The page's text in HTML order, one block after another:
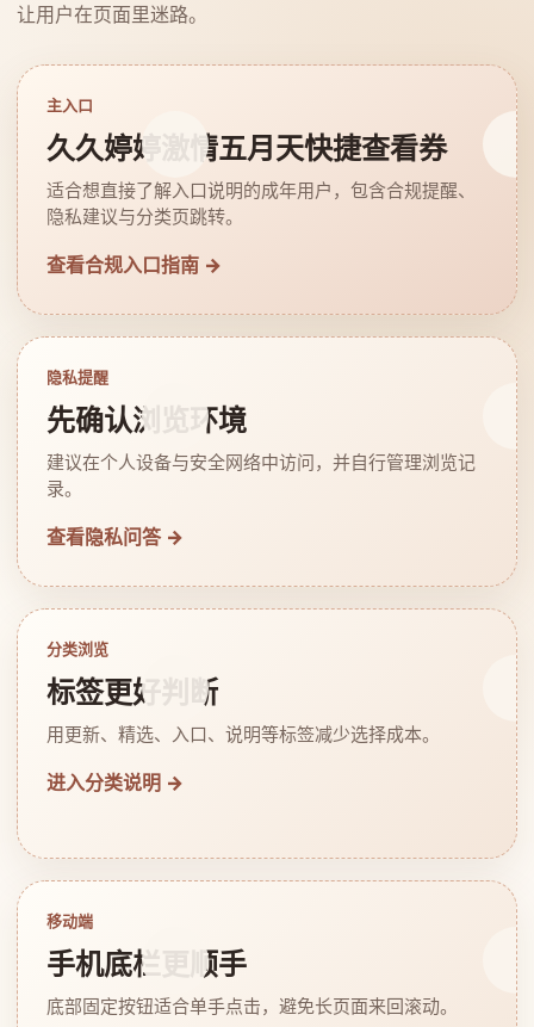
让用户在页面里迷路。
主入口
久久婷婷激情五月天快捷查看券
适合想直接了解入口说明的成年用户，包含合规提醒、
隐私建议与分类页跳转。
查看合规入口指南 →
隐私提醒
先确认浏览环境
建议在个人设备与安全网络中访问，并自行管理浏览记
录。
查看隐私问答 →
分类浏览
标签更好判断
用更新、精选、入口、说明等标签减少选择成本。
进入分类说明 →
移动端
手机底栏更顺手
底部固定按钮适合单手点击，避免长页面来回滚动。